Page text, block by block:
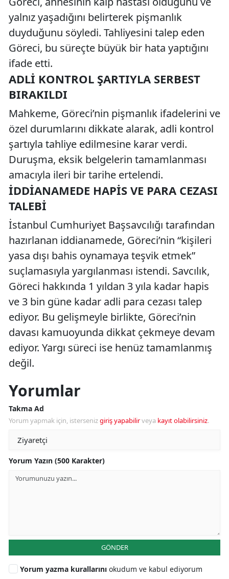
yalnız yaşadığını belirterek pişmanlık
duyduğunu söyledi. Tahliyesini talep eden
Göreci, bu süreçte büyük bir hata yaptığını
ifade etti.
ADLI KONTROL ŞARTIYLA SERBEST
BIRAKILDI
Mahkeme, Göreci’nin pişmanlık ifadelerini ve
özel durumlarını dikkate alarak, adli kontrol
şartıyla tahliye edilmesine karar verdi.
Duruşma, eksik belgelerin tamamlanması
amacıyla ileri bir tarihe ertelendi.
İDDIANAMEDE HAPIS VE PARA CEZASI
TALEBI
İstanbul Cumhuriyet Başsavcılığı tarafından
hazırlanan iddianamede, Göreci’nin “kişileri
yasa dışı bahis oynamaya teşvik etmek”
suçlamasıyla yargılanması istendi. Savcılık,
Göreci hakkında 1 yıldan 3 yıla kadar hapis
ve 3 bin güne kadar adli para cezası talep
ediyor. Bu gelişmeyle birlikte, Göreci’nin
davası kamuoyunda dikkat çekmeye devam
ediyor. Yargı süreci ise henüz tamamlanmış
değil.
Yorumlar
Takma Ad
Yorum yapmak için, istersenizgiriş yapabilirveya kayıt olabilirsiniz.
Yorum Yazın (500 Karakter)
GÖNDER
Yorum yazma kurallarını okudum ve kabul ediyorum